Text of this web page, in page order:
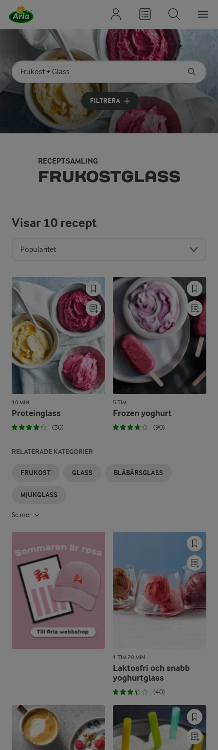
Sök på kategori eller ingrediens
Skriv in sökord för att få förslag
FILTRERA
RECEPTSAMLING
FRUKOSTGLASS
Visar10 recept
Popularitet
10 MIN
Proteinglass
(30)
5 TIM
Frozen yoghurt
(90)
RELATERADE KATEGORIER
FRUKOST GLASS BLÅBÄRSGLASS
MJUKGLASS
Se mer
1 TIM 20 MIN
Laktosfri och snabb
yoghurtglass
(40)